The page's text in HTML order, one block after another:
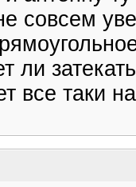
совсем
ли
все таки